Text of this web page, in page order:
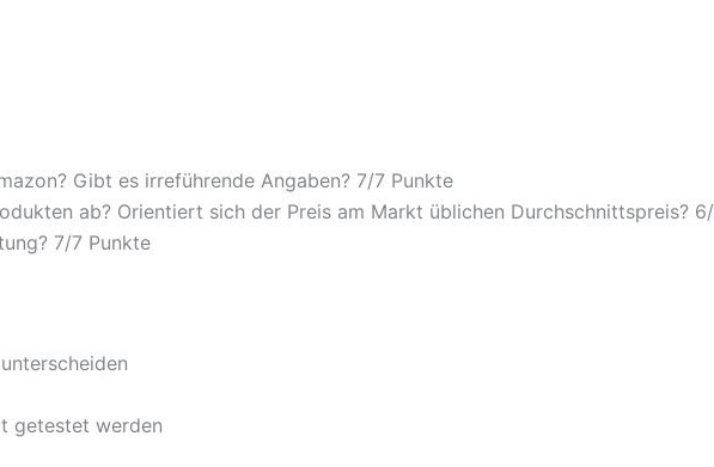
Gibt es irreführende Angaben? 7/7 Punkte
ab? Orientiert sich der Preis am Markt üblichen Durchschnittspreis? 6/
7/7 Punkte
getestet werden